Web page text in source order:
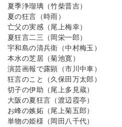
夏季浄瑠璃（竹柴晋吉）
夏の狂言（時雨）
亡父の実感（尾上梅幸）
夏狂言二三（岡栄一郎）
宇和島の清兵衛（中村梅玉）
本水の芝居（菊池寛）
演芸画報で露顕（市川中車）
狂言のこと（久保田万太郎）
切子の伊助（尾上多見蔵）
大阪の夏狂言（渡辺霞亭）
お峰の嫉妬（尾上菊五郎）
単物の姫様（岡田八千代）